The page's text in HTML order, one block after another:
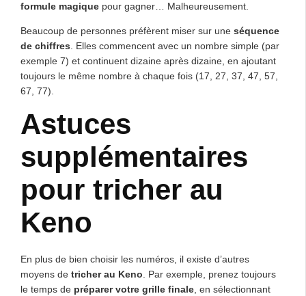
formule magique pour gagner… Malheureusement.
Beaucoup de personnes préfèrent miser sur une séquence
de chiffres. Elles commencent avec un nombre simple (par
exemple 7) et continuent dizaine après dizaine, en ajoutant
toujours le même nombre à chaque fois (17, 27, 37, 47, 57,
67, 77).
Astuces
supplémentaires
pour tricher au
Keno
En plus de bien choisir les numéros, il existe d’autres
moyens de tricher au Keno. Par exemple, prenez toujours
le temps de préparer votre grille finale, en sélectionnant